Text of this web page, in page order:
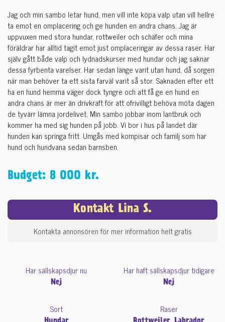
Jag och min sambo letar hund, men vill inte köpa valp utan vill hellre
ta emot en omplacering och ge hunden en andra chans. Jag är
uppvuxen med stora hundar, rottweiler och schäfer och mina
föräldrar har alltid tagit emot just omplaceringar av dessa raser. Har
själv gått både valp och lydnadskurser med hundar och jag saknar
dessa fyrbenta varelser. Har sedan länge varit utan hund, då sorgen
när man behöver ta ett sista farväl varit så stor. Saknaden efter ett
ha en hund hemma väger dock tyngre och att få ge en hund en
andra chans är mer än drivkraft för att ofrivilligt behöva möta dagen
de tyvärr lämna jordelivet. Min sambo jobbar inom lantbruk och
kommer ha med sig hunden på jobb. Vi bor i hus på landet där
hunden kan springa fritt. Umgås med kompisar och familj som har
hund och hundvana sedan barnsben.
Budget: 8 000 kr.
Kontakt Lina S.
Kontakta annonsören för mer information helt gratis
Har sällskapsdjur nu
Nej
Har haft sällskapsdjur tidigare
Nej
Sort Raser